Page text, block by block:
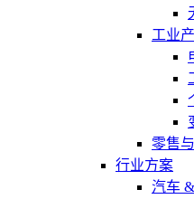
工业
零售
行业方案
汽车